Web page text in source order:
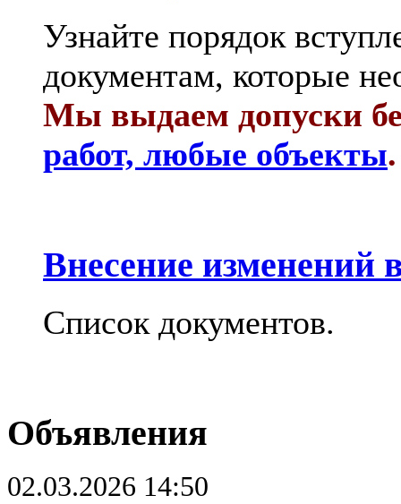
Узнайте порядок
документам, которые
Мы выдаем допуски
работ, любые объекты.
Внесение изменений
Список документов.
Объявления
02.03.2026 14:50